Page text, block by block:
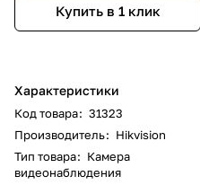
Купить в 1 клик
Характеристики
Код товара: 31323
Производитель: Hikvision
Тип товара: Камера
видеонаблюдения